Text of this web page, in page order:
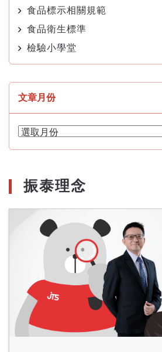
食品標示相關規範
食品衛生標準
檢驗小學堂
文章月份
文
振泰理念